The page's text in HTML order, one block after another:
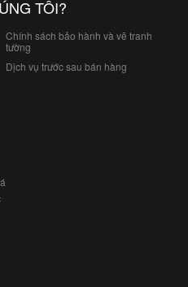
TÔI?
Chính sách bảo hành và vẽ tranh
tường
Dịch vụ trước sau bán hàng